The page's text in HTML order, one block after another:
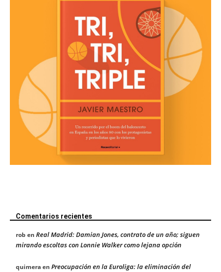
Comentarios recientes
rob en Real Madrid: Damian Jones, contrato de un año; siguen
mirando escoltas con Lonnie Walker como lejana opción
quimeraen Preocupación en la Euroliga: la eliminación del